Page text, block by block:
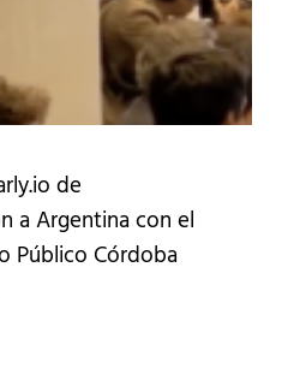
de
a Argentina con el
Público Córdoba